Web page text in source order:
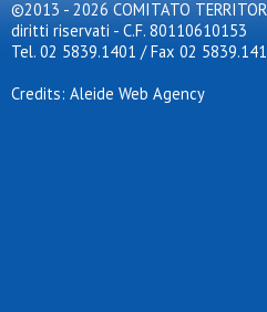
©2013 - 2026 COMITATO
diritti riservati - C.F. 80110610153
Tel. 02 5839.1401 / Fax 02
Credits: Aleide Web Agency